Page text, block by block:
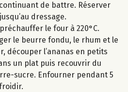
de battre. Réserver
dressage.
le four à 220°C.
le beurre fondu, le rhum et le
découper l’ananas en petits
un plat puis recouvrir du
sucre. Enfourner pendant 5